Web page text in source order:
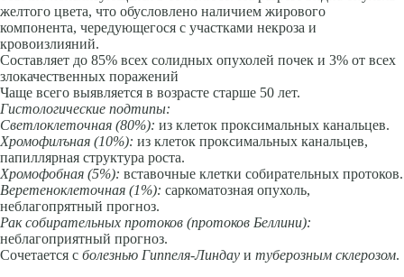
желтого цвета, что обусловлено наличием жирового
компонента, чередующегося с участками некроза и
кровоизлияний.
Составляет до 85% всех солидных опухолей почек и 3% от всех
злокачественных поражений
Чаще всего выявляется в возрасте старше 50 лет.
Гистологические подтипы:
Светлоклеточная (80%): из клеток проксимальных канальцев.
Хромофилъная (10%): из клеток проксимальных канальцев,
папиллярная структура роста.
Хромофобная (5%): вставочные клетки собирательных протоков.
Веретеноклеточная (1%): саркоматозная опухоль,
неблагопрятный прогноз.
Рак собирательных протоков (протоков Беллини):
неблагоприятный прогноз.
Сочетается с болезнью Гиппеля-Линдау и туберозным склерозом.